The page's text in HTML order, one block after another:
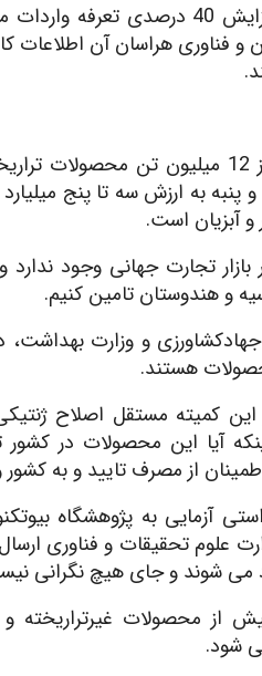
وی براین باور است که این بند الحاقی بودجه
هراسان آن اطلاعات
رئیس انجمن علمی ایمنی زیستی گفت: سالانه بیش از
به ارزش سه تا پنج
و آبزیان است.
تجارت جهانی وجود
و هندوستان تامین کنیم.
و وزارت
هستند.
کمیته مستقل اصلاح
آیا این محصولات در کشور
از مصرف تایید و به
آزمایی به پژوهشگاه
علوم تحقیقات و فناوری
می شوند و جای هیچ نگرانی
از محصولات غیرتراریخته و
شود.